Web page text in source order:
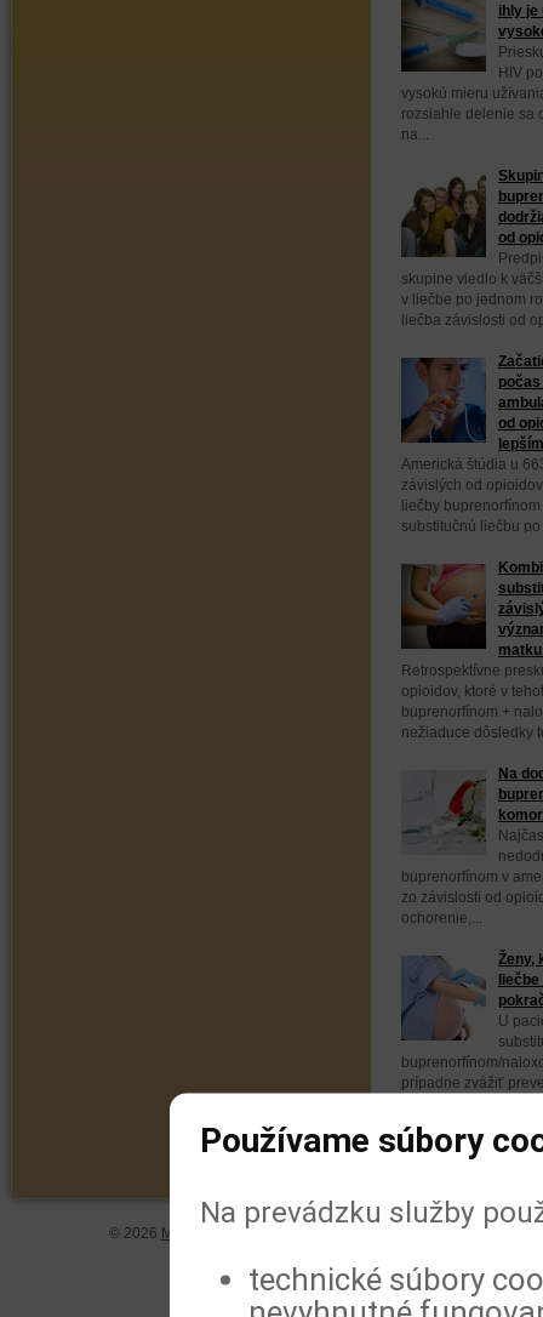
ihly je
HIV
vysokú mieru
rozsiahle delenie sa
na...
od
skupine viedlo k
v liečbe po jednom
liečba závislosti od
od
Americká štúdia u
závislých od
liečby
substitučnú liečbu
Retrospektívne
opioidov, ktoré v
buprenorfínom +
nežiaduce dôsledky
Na
buprenorfínom v
zo závislosti od
ochorenie,...
Ženy,
liečbe
U
buprenorfínom/
prípadne zvážiť
© 2026 MeDitorial | ISSN 1804-0802 | Zásady
Používame súbory
Na prevádzku služby
technické súbory